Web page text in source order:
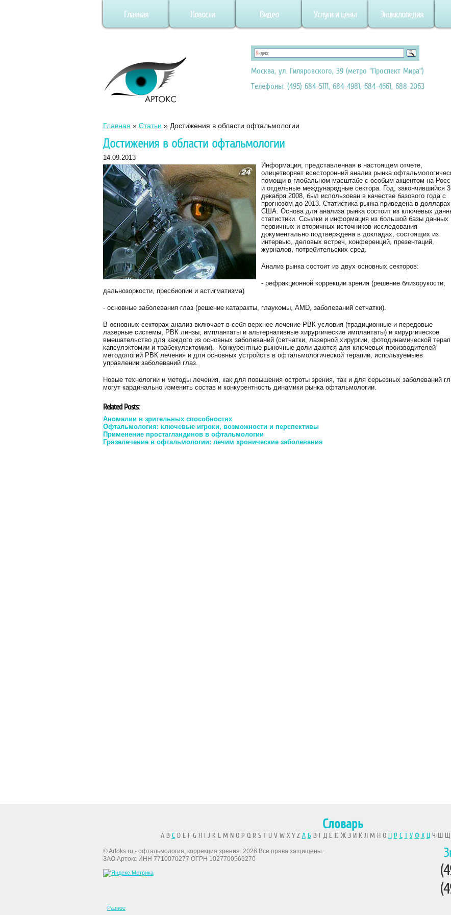
Главная Новости Видео Услуги и цены Энциклопедия
Москва, ул. Гиляровского, 39 (метро "Проспект Мира")
Телефоны: (495) 684-5111, 684-4981, 684-4661, 688-2063
Главная » Статьи » Достижения в области офтальмологии
Достижения в области офтальмологии
14.09.2013
Информация, представленная в настоящем отчете,
олицетворяет всесторонний анализ рынка
помощи в глобальном масштабе с особым акцентом на
и отдельные международные сектора. Год, закончившийся
декабря 2008, был использован в качестве базового года с
прогнозом до 2013. Статистика рынка приведена в долларах
США. Основа для анализа рынка состоит из ключевых
статистики. Ссылки и информация из большой базы данных
первичных и вторичных источников исследования
документально подтверждена в докладах, состоящих из
интервью, деловых встреч, конференций, презентаций,
журналов, потребительских сред.
Анализ рынка состоит из двух основных секторов:
- рефракционной коррекции зрения (решение близорукости,
дальнозоркости, пресбиопии и астигматизма)
- основные заболевания глаз (решение катаракты, глаукомы, AMD, заболеваний сетчатки).
В основных секторах анализ включает в себя верхнее лечение РВК условия (традиционные и передовые
лазерные системы, РВК линзы, имплантаты и альтернативные хирургические имплантаты) и хирургическое
вмешательство для каждого из основных заболеваний (сетчатки, лазерной хирургии, фотодинамической
капсулэктомии и трабекулэктомии). Конкурентные рыночные доли даются для ключевых производителей
методологий РВК лечения и для основных устройств в офтальмологической терапии, используемыев
управлении заболеваний глаз.
Новые технологии и методы лечения, как для повышения остроты зрения, так и для серьезных заболеваний
могут кардинально изменить состав и конкурентность динамики рынка офтальмологии.
Related Posts:
Аномалии в зрительных способностях
Офтальмология: ключевые игроки, возможности и перспективы
Применение простагландинов в офтальмологии
Грязелечение в офтальмологии: лечим хронические заболевания
Словарь
A B CD E F G H I J K L M N O P Q R S T U V W X Y Z А БВ Г Д Е Ё Ж З И К Л М Н О П Р С Т У Ф Х ЦЧ Ш Щ
© Artoks.ru - офтальмология, коррекция зрения. 2026 Все права защищены.
ЗАО Артокс ИНН 7710070277 ОГРН 1027700569270
Разное